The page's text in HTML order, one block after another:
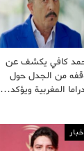
كافي يكشف عن
من الجدل حول
المغربية ويؤكد…